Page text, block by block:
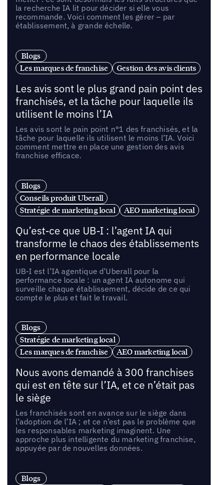
la recherche IA lit pour décider si elle vous
recommande. Voici comment les gérer – par
établissement, à grande échelle.
Blogs
Les marques de franchise
Gestion des avis clients
Les avis sont le plus grand pain point des
franchisés, et la tâche pour laquelle ils
utilisent le moins l’IA
Les avis sont le pain point n°1 des franchisés, et la
tâche pour laquelle ils utilisent le moins l’IA. Voici
comment mettre en place une gestion des avis
franchise efficace.
Blogs
Conseils produit Uberall
Stratégie de marketing local
AEO marketing local
Qu’est-ce que UB-I : l’agent IA qui
transforme le chaos des établissements
en performance locale
UB-I est l’IA agentique d’Uberall pour la
performance locale : un agent IA autonome qui
surveille chaque établissement, décide de ce qui
compte le plus et fait le travail.
Blogs
Stratégie de marketing local
Les marques de franchise
AEO marketing local
Nous avons demandé à 300 franchises
qui est en tête sur l’IA, et ce n’était pas
le siège
Les franchisés sont en avance sur le siège dans
l’adoption de l’IA ; et ce n’est pas le problème que
les responsables marketing imaginent. Une
approche plus intelligente du marketing franchise,
appuyée par de nouvelles données.
Blogs